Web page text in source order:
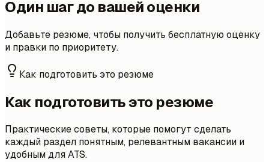
Один шаг до вашей оценки
Добавьте резюме, чтобы получить бесплатную оценку
и правки по приоритету.
Как подготовить это резюме
Как подготовить это резюме
Практические советы, которые помогут сделать
каждый раздел понятным, релевантным вакансии и
удобным для ATS.